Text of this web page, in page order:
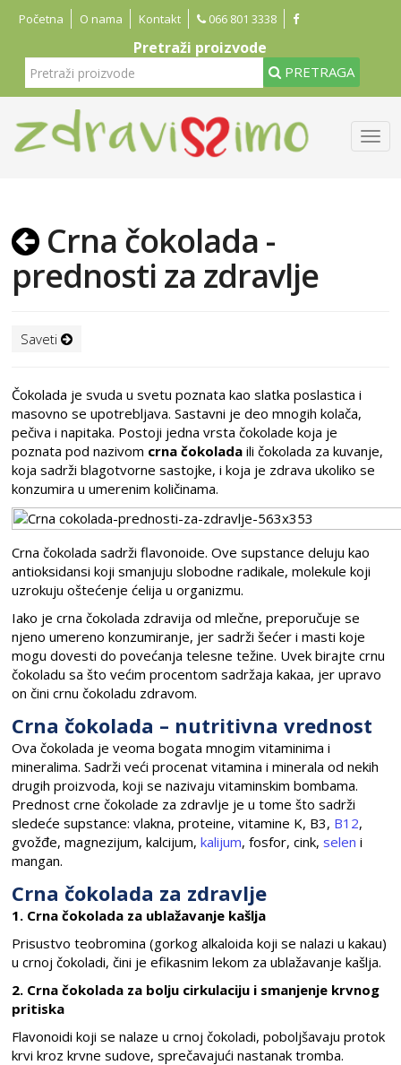
Početna O nama Kontakt 066 801 3338
Pretraži proizvode
PRETRAGA
Crna čokolada -
prednosti za zdravlje
Saveti
Čokolada je svuda u svetu poznata kao slatka poslastica i
masovno se upotrebljava. Sastavni je deo mnogih kolača,
pečiva i napitaka. Postoji jedna vrsta čokolade koja je
poznata pod nazivom crna čokolada ili čokolada za kuvanje,
koja sadrži blagotvorne sastojke, i koja je zdrava ukoliko se
konzumira u umerenim količinama.
Crna čokolada sadrži flavonoide. Ove supstance deluju kao
antioksidansi koji smanjuju slobodne radikale, molekule koji
uzrokuju oštećenje ćelija u organizmu.
Iako je crna čokolada zdravija od mlečne, preporučuje se
njeno umereno konzumiranje, jer sadrži šećer i masti koje
mogu dovesti do povećanja telesne težine. Uvek birajte crnu
čokoladu sa što većim procentom sadržaja kakaa, jer upravo
on čini crnu čokoladu zdravom.
Crna čokolada – nutritivna vrednost
Ova čokolada je veoma bogata mnogim vitaminima i
mineralima. Sadrži veći procenat vitamina i minerala od nekih
drugih proizvoda, koji se nazivaju vitaminskim bombama.
Prednost crne čokolade za zdravlje je u tome što sadrži
sledeće supstance: vlakna, proteine, vitamine K, B3, B12,
gvožđe, magnezijum, kalcijum,kalijum, fosfor, cink,selen i
mangan.
Crna čokolada za zdravlje
1. Crna čokolada za ublažavanje kašlja
Prisustvo teobromina (gorkog alkaloida koji se nalazi u kakau)
u crnoj čokoladi, čini je efikasnim lekom za ublažavanje kašlja.
2. Crna čokolada za bolju cirkulaciju i smanjenje krvnog
pritiska
Flavonoidi koji se nalaze u crnoj čokoladi, poboljšavaju protok
krvi kroz krvne sudove, sprečavajući nastanak tromba.